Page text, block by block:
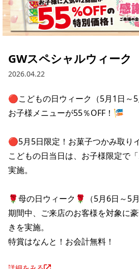
GWスペシャルウィーク
2026.04.22
🔴こどもの日ウィーク（5月1日～5
お子様メニューが55％OFF！🎏
🔴5月5日限定！お菓子つかみ取り
こどもの日当日は、お子様限定で
実施。
🌹母の日ウィーク🌹（5月6日～5月
期間中、ご来店のお客様を対象に
きを実施。
特賞はなんと！お会計無料！